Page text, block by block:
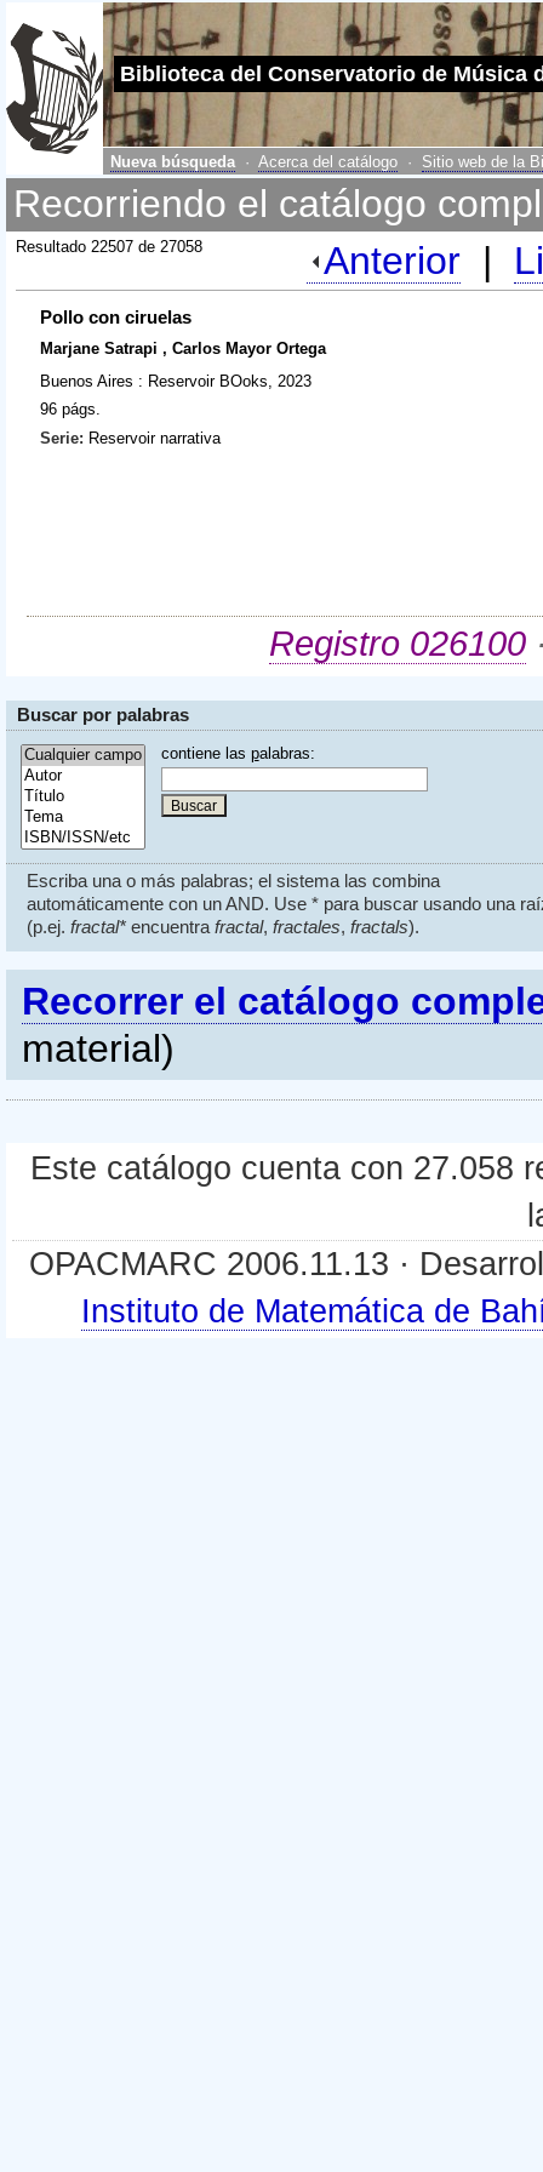
Biblioteca del Conservatorio de Música
Nueva búsqueda ·Acerca del catálogo · Sitio web de la
Recorriendo el catálogo
Resultado 22507 de 27058 Anterior |
Pollo con ciruelas
Marjane Satrapi , Carlos Mayor Ortega
Buenos Aires : Reservoir BOoks, 2023
96 págs.
Serie: Reservoir narrativa
Registro 026100
Buscar por palabras
contiene las palabras:
Escriba una o más palabras; el sistema las combina
automáticamente con un AND. Use * para buscar usando una
(p.ej. fractal*encuentra fractal, fractales, fractals).
Recorrer el catálogo
material)
Este catálogo cuenta con 27.058
OPACMARC 2006.11.13 ·
Instituto de Matemática de